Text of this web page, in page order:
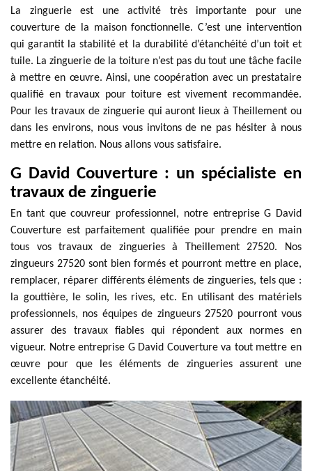
La zinguerie est une activité très importante pour une
couverture de la maison fonctionnelle. C’est une intervention
qui garantit la stabilité et la durabilité d’étanchéité d’un toit et
tuile. La zinguerie de la toiture n’est pas du tout une tâche facile
à mettre en œuvre. Ainsi, une coopération avec un prestataire
qualifié en travaux pour toiture est vivement recommandée.
Pour les travaux de zinguerie qui auront lieux à Theillement ou
dans les environs, nous vous invitons de ne pas hésiter à nous
mettre en relation. Nous allons vous satisfaire.
G David Couverture : un spécialiste en
travaux de zinguerie
En tant que couvreur professionnel, notre entreprise G David
Couverture est parfaitement qualifiée pour prendre en main
tous vos travaux de zingueries à Theillement 27520. Nos
zingueurs 27520 sont bien formés et pourront mettre en place,
remplacer, réparer différents éléments de zingueries, tels que :
la gouttière, le solin, les rives, etc. En utilisant des matériels
professionnels, nos équipes de zingueurs 27520 pourront vous
assurer des travaux fiables qui répondent aux normes en
vigueur. Notre entreprise G David Couverture va tout mettre en
œuvre pour que les éléments de zingueries assurent une
excellente étanchéité.